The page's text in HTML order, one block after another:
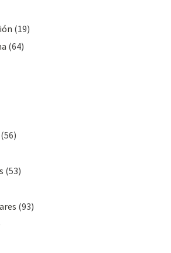
(19)
(64)
(56)
(53)
(93)